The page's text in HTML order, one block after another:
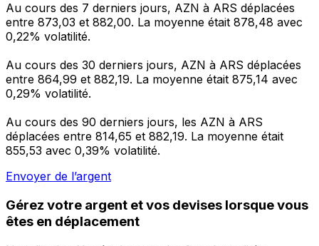
Au cours des 7 derniers jours, AZN à ARS déplacées
entre 873,03 et 882,00. La moyenne était 878,48 avec
0,22% volatilité.
Au cours des 30 derniers jours, AZN à ARS déplacées
entre 864,99 et 882,19. La moyenne était 875,14 avec
0,29% volatilité.
Au cours des 90 derniers jours, les AZN à ARS
déplacées entre 814,65 et 882,19. La moyenne était
855,53 avec 0,39% volatilité.
Envoyer de l’argent
Gérez votre argent et vos devises lorsque vous
êtes en déplacement